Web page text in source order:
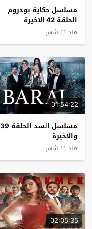
مسلسل حكاية بودروم
الحلقة 42 الاخيرة
منذ 11 شهر
01:54:22
مسلسل السد الحلقة 39
والاخيرة
منذ 11 شهر
02:05:35